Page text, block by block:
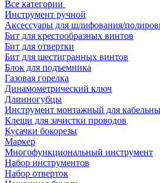
Все категории
Инструмент ручной
Аксессуары для шлифования/
Бит для крестообразных винтов
Бит для отвертки
Бит для шестигранных винтов
Блок для подъемника
Газовая горелка
Динамометрический ключ
Длинногубцы
Инструмент монтажный для
Клещи для зачистки проводов
Кусачки бокорезы
Маркер
Многофункциональный инструмент
Набор инструментов
Набор отверток